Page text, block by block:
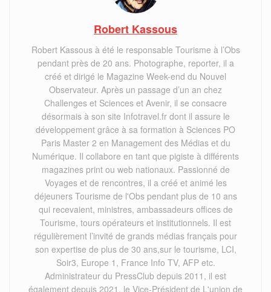
Robert Kassous
Robert Kassous à été le responsable Tourisme à l’Obs
pendant près de 20 ans. Photographe, reporter, il a
créé et dirigé le Magazine Week-end du Nouvel
Observateur. Après un passage d’un an chez
Challenges et Sciences et Avenir, il se consacre
désormais à son site Infotravel.fr dont il assure le
développement grâce à sa formation à Sciences PO
Paris Master 2 en Management des Médias et du
Numérique. Il collabore en tant que pigiste à différents
magazines print ou web nationaux. Passionné de
Voyages et de rencontres, il a créé et animé les
déjeuners Tourisme de l'Obs pendant plus de 10 ans
qui recevaient, ministres, ambassadeurs offices de
Tourisme, tours opérateurs et institutionnels. Il est
régulièrement l’invité de grands médias français pour
son expertise de plus de 30 ans,sur le tourisme, LCI,
Soir3, Europe 1, France Info TV, AFP etc.
Administrateur du PressClub depuis 2011, il est
également depuis 2021, le Vice-Président de L'union de